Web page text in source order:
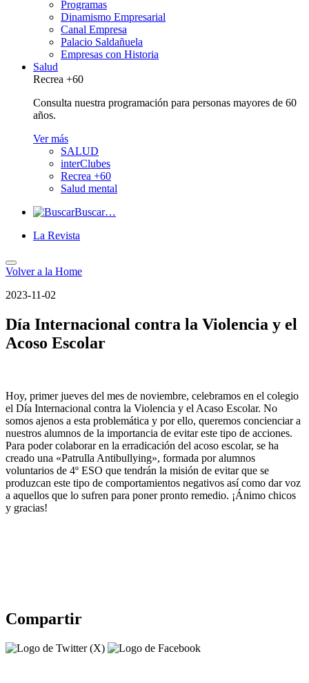
Programas
Dinamismo Empresarial
Canal Empresa
Palacio Saldañuela
Empresas con Historia
Salud
Recrea +60
Consulta nuestra programación para personas mayores de 60
años.
Ver más
SALUD
interClubes
Recrea +60
Salud mental
Buscar…
La Revista
Volver a la Home
2023-11-02
Día Internacional contra la Violencia y el
Acoso Escolar
Hoy, primer jueves del mes de noviembre, celebramos en el colegio
el Día Internacional contra la Violencia y el Acaso Escolar. No
somos ajenos a esta problemática y por ello, queremos concienciar a
nuestros alumnos de la importancia de evitar este tipo de acciones.
Para poder colaborar en la erradicación del acoso escolar, se ha
creado una «Patrulla Antibullying», formada por alumnos
voluntarios de 4º ESO que tendrán la misión de evitar que se
produzcan este tipo de comportamientos negativos así como dar voz
a aquellos que lo sufren para poner pronto remedio. ¡Ánimo chicos
y gracias!
Compartir